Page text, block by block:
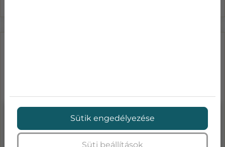
Sütik engedélyezése
Süti beállítások